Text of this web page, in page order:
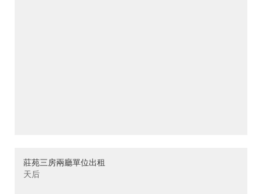
莊苑三房兩廳單位出租
天后